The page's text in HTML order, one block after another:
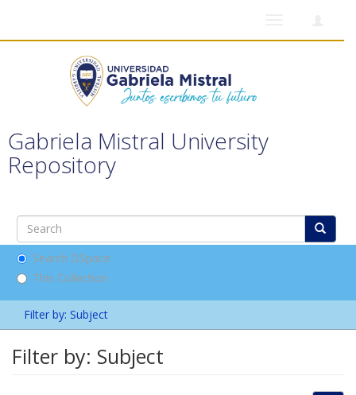
Gabriela Mistral University
Repository
Search DSpace
This Collection
Filter by: Subject
Filter by: Subject